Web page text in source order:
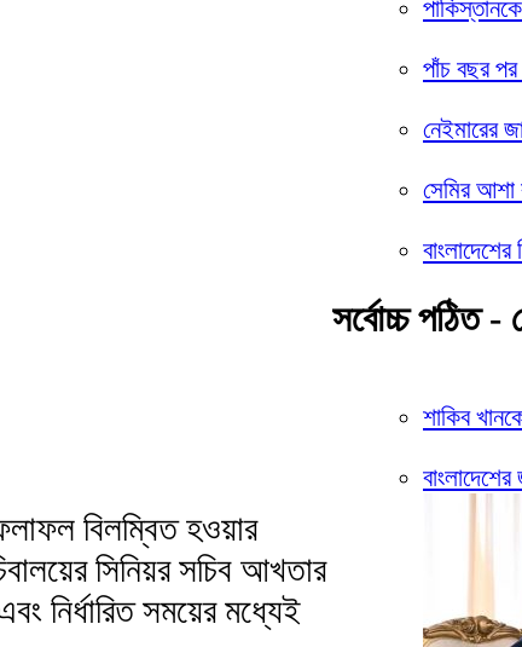
বিলম্বিত হওয়ার
সিনিয়র সচিব আখতার
নির্ধারিত সময়ের মধ্যেই
পাঁচ বছর
নেইমারের
সেমির আশা
সর্বোচ্চ পঠিত -
শাকিব